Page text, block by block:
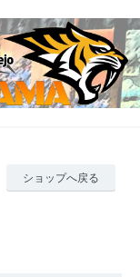
ショップへ戻る